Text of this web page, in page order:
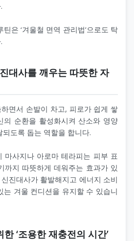
은 ‘겨울철 면역 관리법’으로도 탁
대사를 깨우는 따뜻한 자
면서 손발이 차고, 피로가 쉽게 쌓
의 순환을 활성화시켜 산소와 영양
도록 돕는 역할을 합니다.
마사지나 아로마 테라피는 피부 표
까지 따뜻하게 데워주는 효과가 있
진대사가 활발해지고 에너지 소비
는 겨울 컨디션을 유지할 수 있습니
‘조용한 재충전의 시간’